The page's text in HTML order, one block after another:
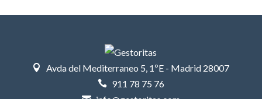
 Avda del Mediterraneo 5, 1ºE - Madrid 28007
 911 78 75 76